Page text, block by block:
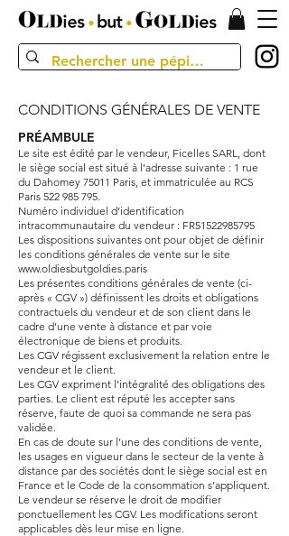
CONDITIONS GÉNÉRALES DE VENTE
PRÉAMBULE
Le site est édité par le vendeur, Ficelles SARL, dont
le siège social est situé à l’adresse suivante : 1 rue
du Dahomey 75011 Paris, et immatriculée au RCS
Paris 522 985 795
Numéro individuel d’identification
intracommunautaire du vendeur : FR51522985795
Les dispositions suivantes ont pour objet de définir
les conditions générales de vente sur le site
www.oldiesbutgoldies.paris
Les présentes conditions générales de vente (ci-
après « CGV ») définissent les droits et obligations
contractuels du vendeur et de son client dans le
cadre d’une vente à distance et par voie
électronique de biens et produits.
Les CGV régissent exclusivement la relation entre le
vendeur et le client.
Les CGV expriment l’intégralité des obligations des
parties. Le client est réputé les accepter sans
réserve, faute de quoi sa commande ne sera pas
validée.
En cas de doute sur l’une des conditions de vente,
les usages en vigueur dans le secteur de la vente à
distance par des sociétés dont le siège social est en
France et le Code de la consommation s’appliquent.
Le vendeur se réserve le droit de modifier
ponctuellement les CGV. Les modifications seront
applicables dès leur mise en ligne.